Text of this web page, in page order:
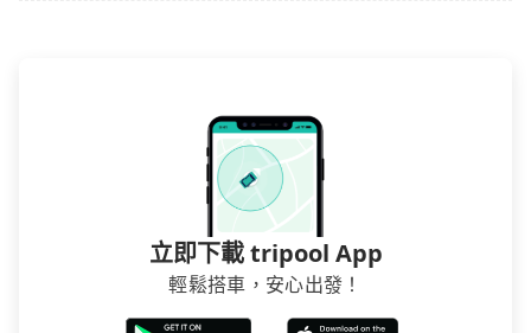
立即下載 tripool App
輕鬆搭車，安心出發！